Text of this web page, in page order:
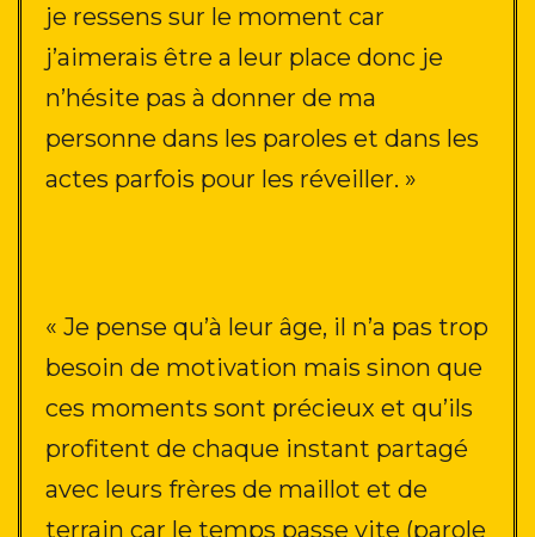
je ressens sur le moment car
j’aimerais être a leur place donc je
n’hésite pas à donner de ma
personne dans les paroles et dans les
actes parfois pour les réveiller. »
« Je pense qu’à leur âge, il n’a pas trop
besoin de motivation mais sinon que
ces moments sont précieux et qu’ils
profitent de chaque instant partagé
avec leurs frères de maillot et de
terrain car le temps passe vite (parole